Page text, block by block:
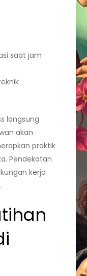
saat jam
langsung
akan
praktik
Pendekatan
kerja